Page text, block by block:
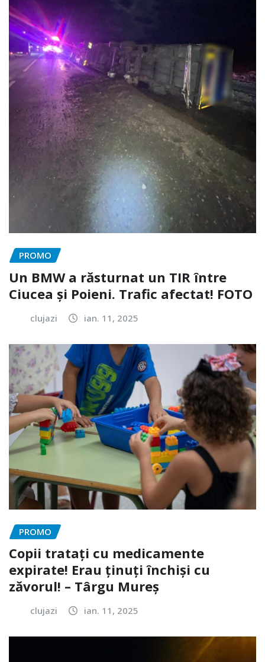
PROMO
Un BMW a răsturnat un TIR între
Ciucea și Poieni. Trafic afectat! FOTO
clujazi ian. 11, 2025
PROMO
Copii tratați cu medicamente
expirate! Erau ținuți închiși cu
zăvorul! – Târgu Mureș
clujazi ian. 11, 2025